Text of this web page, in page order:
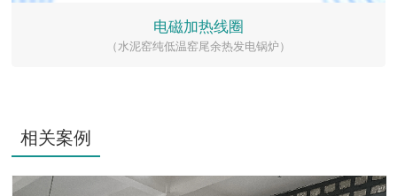
电磁加热线圈
（水泥窑纯低温窑尾余热发电锅炉）
相关案例